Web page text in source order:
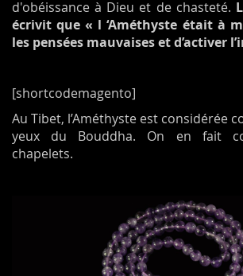
d'obéissance à Dieu et de chasteté.
écrivit que « l ‘Améthyste était à
les pensées mauvaises et d’activer
[shortcodemagento]
Au Tibet, l’Améthyste est considérée
yeux du Bouddha. On en fait
chapelets.